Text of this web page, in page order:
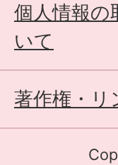
個人情報の
いて
著作権・リ